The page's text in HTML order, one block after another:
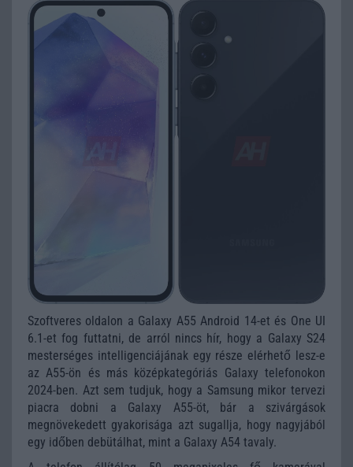
Szoftveres oldalon a Galaxy A55 Android 14-et és One UI
6.1-et fog futtatni, de arról nincs hír, hogy a Galaxy S24
mesterséges intelligenciájának egy része elérhető lesz-e
az A55-ön és más középkategóriás Galaxy telefonokon
2024-ben. Azt sem tudjuk, hogy a Samsung mikor tervezi
piacra dobni a Galaxy A55-öt, bár a szivárgások
megnövekedett gyakorisága azt sugallja, hogy nagyjából
egy időben debütálhat, mint a Galaxy A54 tavaly.